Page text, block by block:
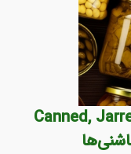
Canned,